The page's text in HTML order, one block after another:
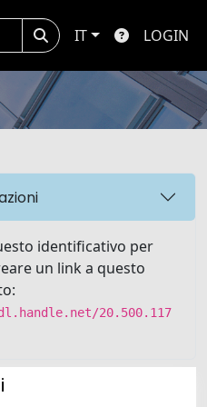
IT LOGIN
identificativo per
un link a questo
20.500.117